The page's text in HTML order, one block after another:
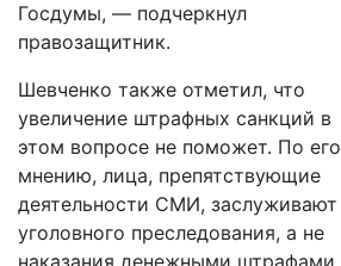
Госдумы, — подчеркнул
правозащитник.
Шевченко также отметил, что
увеличение штрафных санкций в
этом вопросе не поможет. По его
мнению, лица, препятствующие
деятельности СМИ, заслуживают
уголовного преследования, а не
наказания денежными штрафами.